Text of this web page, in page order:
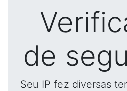
de
Seu IP fez diversas